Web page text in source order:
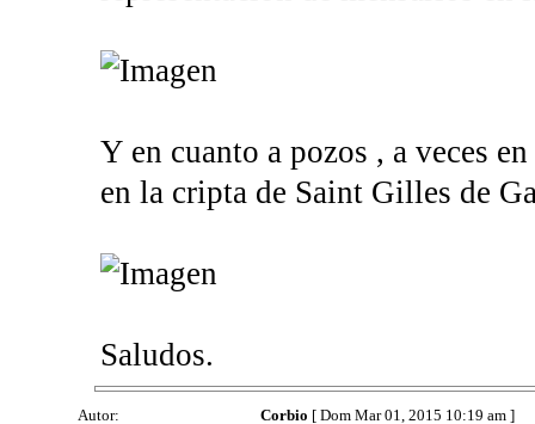
Y en cuanto a pozos , a veces
en la cripta de Saint Gilles de
Saludos.
Autor: Corbio [ Dom Mar 01, 2015 10:19 am ]